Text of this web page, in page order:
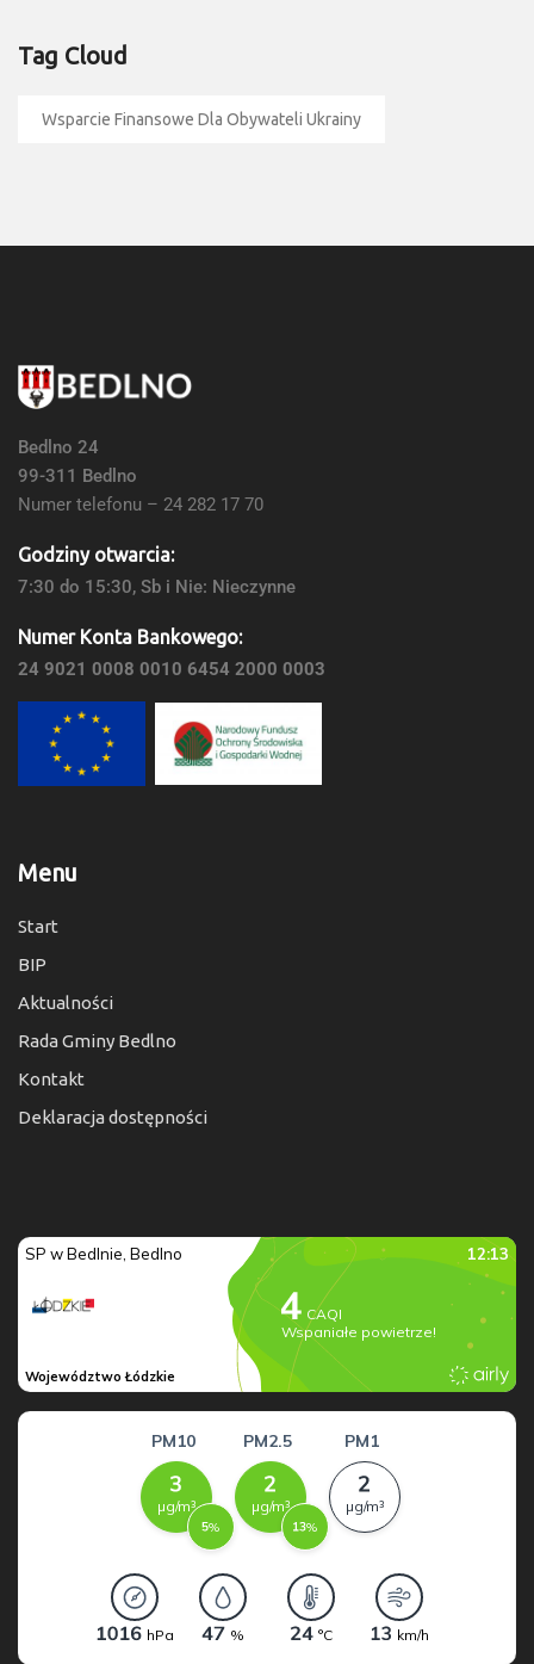
Tag Cloud
Wsparcie Finansowe Dla Obywateli Ukrainy
Bedlno 24
99-311 Bedlno
Numer telefonu – 24 282 17 70
Godziny otwarcia:
7:30 do 15:30, Sb i Nie: Nieczynne
Numer Konta Bankowego:
24 9021 0008 0010 6454 2000 0003
Menu
Start
BIP
Aktualności
Rada Gminy Bedlno
Kontakt
Deklaracja dostępności